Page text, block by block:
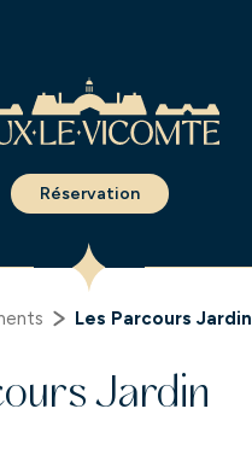
Réservation
Les Parcours Jardin
Jardin